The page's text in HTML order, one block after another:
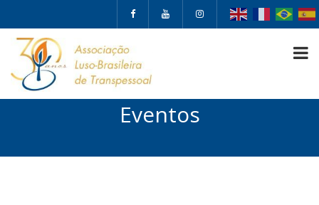
Eventos